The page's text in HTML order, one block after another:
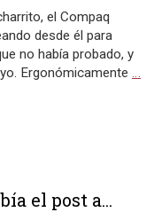
el Compaq
desde él para
no había probado, y
Ergonómicamente …
el post a...